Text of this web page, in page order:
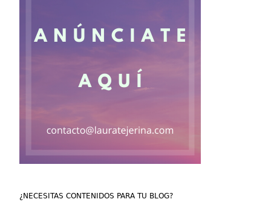
¿NECESITAS CONTENIDOS PARA TU BLOG?